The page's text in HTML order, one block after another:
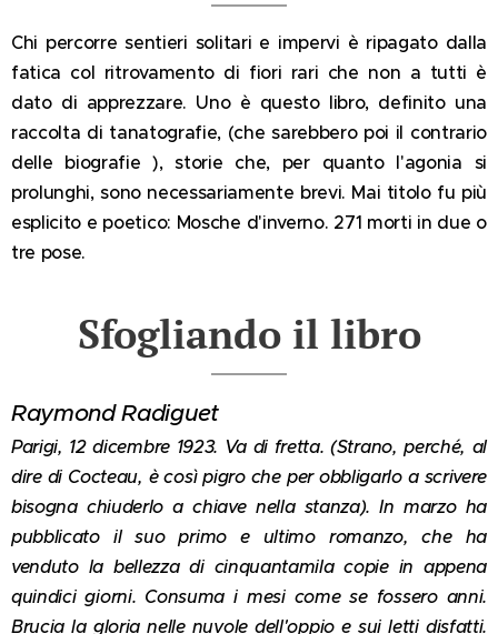
Chi percorre sentieri solitari e impervi è ripagato dalla
fatica col ritrovamento di fiori rari che non a tutti è
dato di apprezzare. Uno è questo libro, definito una
raccolta di tanatografie, (che sarebbero poi il contrario
delle biografie ), storie che, per quanto l'agonia si
prolunghi, sono necessariamente brevi. Mai titolo fu più
esplicito e poetico: Mosche d'inverno. 271 morti in due o
tre pose.
Sfogliando il libro
Raymond Radiguet
Parigi, 12 dicembre 1923. Va di fretta. (Strano, perché, al
dire di Cocteau, è così pigro che per obbligarlo a scrivere
bisogna chiuderlo a chiave nella stanza). In marzo ha
pubblicato il suo primo e ultimo romanzo, che ha
venduto la bellezza di cinquantamila copie in appena
quindici giorni. Consuma i mesi come se fossero anni.
Brucia la gloria nelle nuvole dell'oppio e sui letti disfatti.